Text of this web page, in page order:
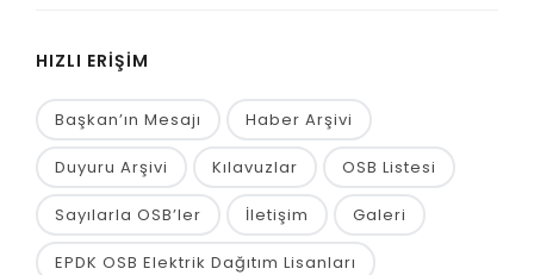
HIZLI ERİŞİM
Başkan’ın Mesajı Haber Arşivi
Duyuru Arşivi Kılavuzlar OSB Listesi
Sayılarla OSB’ler İletişim Galeri
EPDK OSB Elektrik Dağıtım Lisanları